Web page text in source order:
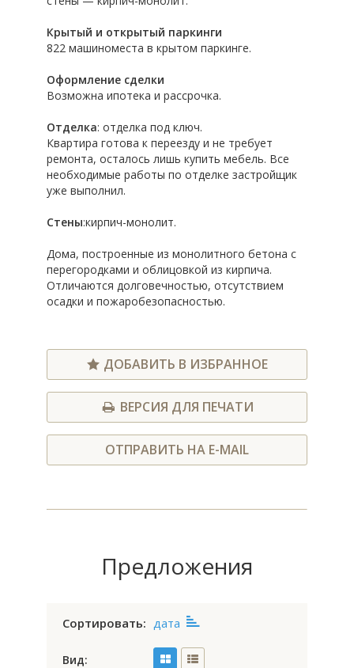
Крытый и открытый паркинги
822 машиноместа в крытом паркинге.
Оформление сделки
Возможна ипотека и рассрочка.
Отделка: отделка под ключ.
Квартира готова к переезду и не требует
ремонта, осталось лишь купить мебель. Все
необходимые работы по отделке застройщик
уже выполнил.
Стены:кирпич-монолит.
Дома, построенные из монолитного бетона с
перегородками и облицовкой из кирпича.
Отличаются долговечностью, отсутствием
осадки и пожаробезопасностью.
ДОБАВИТЬ В ИЗБРАННОЕ
ВЕРСИЯ ДЛЯ ПЕЧАТИ
ОТПРАВИТЬ НА E-MAIL
Предложения
Сортировать: дата
Вид: